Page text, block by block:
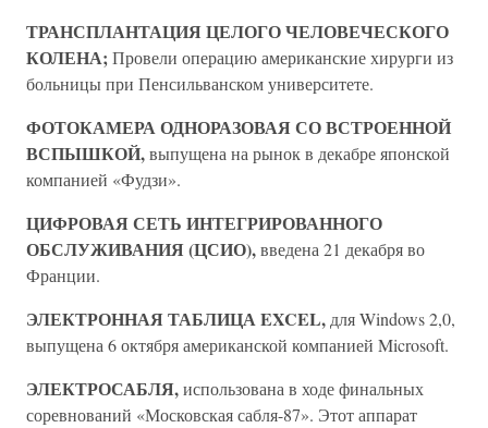
ТРАНСПЛАНТАЦИЯ ЦЕЛОГО ЧЕЛОВЕЧЕСКОГО
КОЛЕНА;Провели операцию американские хирурги из
больницы при Пенсильванском университете.
ФОТОКАМЕРА ОДНОРАЗОВАЯ СО ВСТРОЕННОЙ
ВСПЫШКОЙ,выпущена на рынок в декабре японской
компанией «Фудзи».
ЦИФРОВАЯ СЕТЬ ИНТЕГРИРОВАННОГО
ОБСЛУЖИВАНИЯ (ЦСИО),введена 21 декабря во
Франции.
ЭЛЕКТРОННАЯ ТАБЛИЦА EXCEL, для Windows 2,0,
выпущена 6 октября американской компанией Microsoft.
ЭЛЕКТРОСАБЛЯ,использована в ходе финальных
соревнований «Московская сабля-87». Этот аппарат